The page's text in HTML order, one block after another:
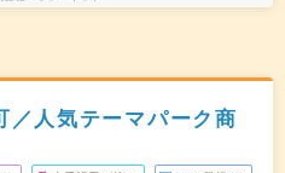
／人気テーマパーク商